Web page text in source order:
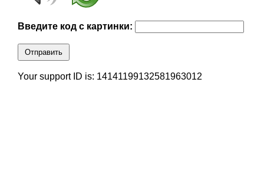
Введите код с картинки:
Отправить
Your support ID is: 14141199132581963012